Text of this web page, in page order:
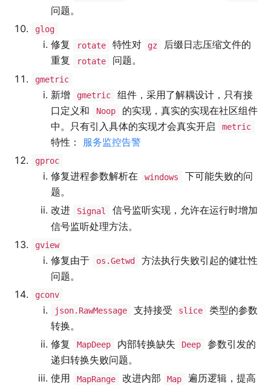
问题。
glog
修复 rotate 特性对 gz
后缀日志压缩文件的
重复
rotate 问题。
gmetric
新增 gmetric
组件，采用了解耦设计，只有接
口定义和
Noop
的实现，真实的实现在社区组件
中。只有引入具体的实现才会真实开启
metric
特性： 服务监控告警
gproc
修复进程参数解析在 windows
下可能失败的问
题。
改进
Signal
信号监听实现，允许在运行时增加
信号监听处理方法。
gview
修复由于 os.Getwd
方法执行失败引起的健壮性
问题。
gconv
json.RawMessage
支持接受 slice
类型的参数
转换。
修复
MapDeep 内部转换缺失 Deep
参数引发的
递归转换失败问题。
使用
MapRange 改进内部 Map
遍历逻辑，提高